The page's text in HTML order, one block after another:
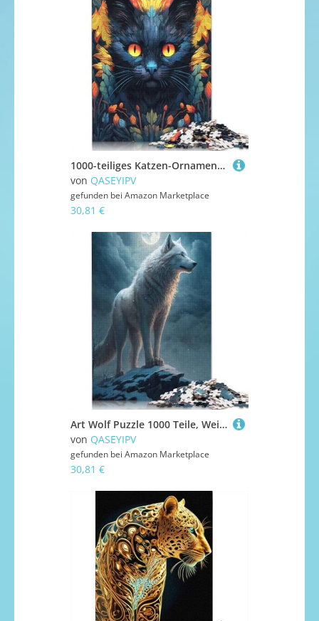
1000-teiliges Katzen-Ornamentporträt, 2 Puzzles für Erwachsene, Puzzle, Puzzle für Erwachsene, Heimdekoration, Puzzle-Spielzeug, 1000 Stück (75 x 50 cm)
von QASEYIPV
gefunden bei Amazon Marketplace
30,81 €
Art Wolf Puzzle 1000 Teile, Weihnachtsgeschenke, Holzpuzzle für Teenager, 1000 Teile Lustiges Puzzle (75x50cm)
von QASEYIPV
gefunden bei Amazon Marketplace
30,81 €